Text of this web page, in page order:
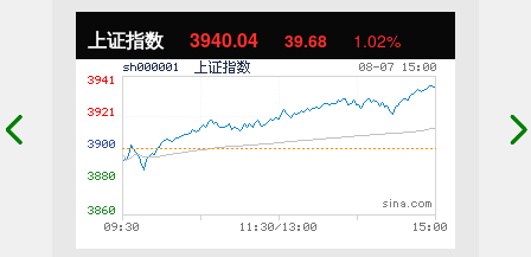
上证指数 3940.04 39.68 1.02%